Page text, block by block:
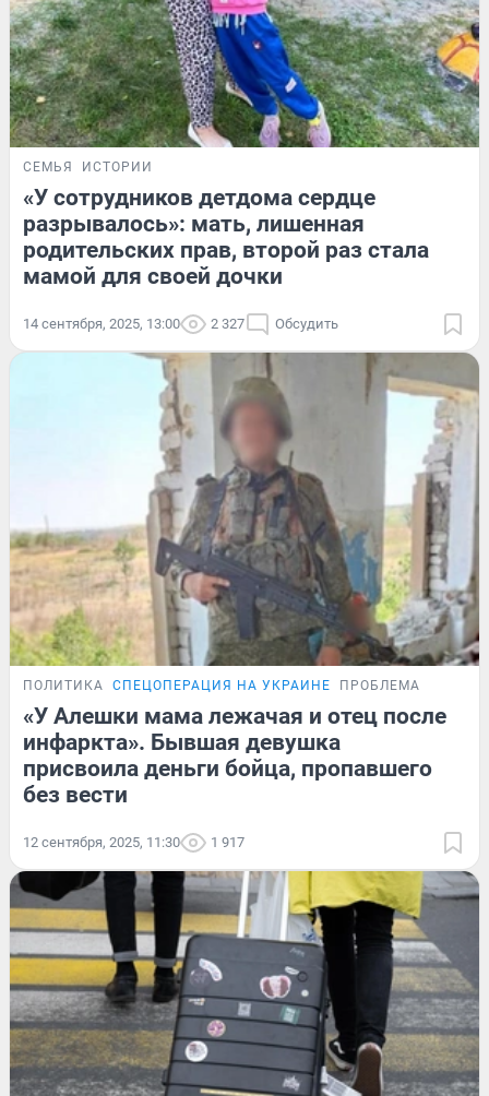
СЕМЬЯ ИСТОРИИ
«У сотрудников детдома сердце
разрывалось»: мать, лишенная
родительских прав, второй раз стала
мамой для своей дочки
14 сентября, 2025, 13:00 2 327 Обсудить
ПОЛИТИКА СПЕЦОПЕРАЦИЯ НА УКРАИНЕ ПРОБЛЕМА
«У Алешки мама лежачая и отец после
инфаркта». Бывшая девушка
присвоила деньги бойца, пропавшего
без вести
12 сентября, 2025, 11:30 1 917